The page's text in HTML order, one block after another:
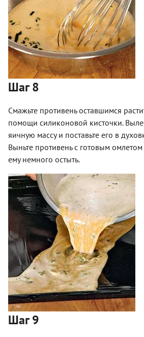
Шаг 8
Смажьте противень оставшимся
помощи силиконовой кисточки.
яичную массу и поставьте его в
Выньте противень с готовым
ему немного остыть.
Шаг 9